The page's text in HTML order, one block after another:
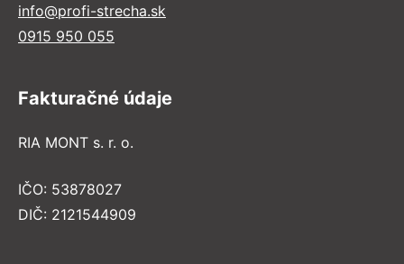
info@profi-strecha.sk
0915 950 055
Fakturačné údaje
RIA MONT s. r. o.
IČO: 53878027
DIČ: 2121544909